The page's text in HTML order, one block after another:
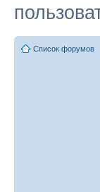
Список форумов